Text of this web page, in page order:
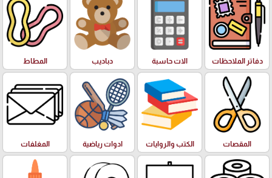
دفاتر الملاحظات الات حاسبة دباديب المطاط
المقصات الكتب والروايات ادوات رياضية المغلفات